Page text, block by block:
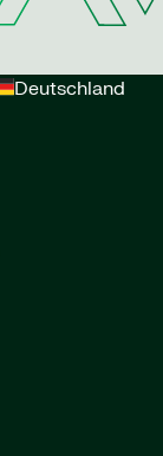
Deutschland